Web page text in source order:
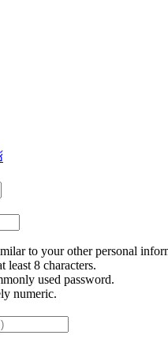
to your other personal
least 8 characters.
used password.
numeric.